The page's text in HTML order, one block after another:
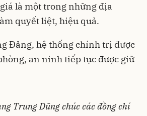
là một trong những địa
quyết liệt, hiệu quả.
Đảng, hệ thống chính trị được
an ninh tiếp tục được giữ
Trung Dũng chúc các đồng chí